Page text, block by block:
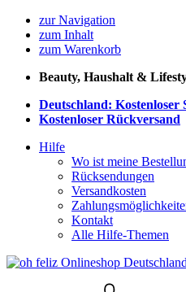
zur Navigation
zum Inhalt
zum Warenkorb
Beauty, Haushalt &
Deutschland: Kostenloser
Kostenloser Rückversand
Hilfe
Wo ist meine
Rücksendungen
Versandkosten
Kontakt
Alle Hilfe-Themen